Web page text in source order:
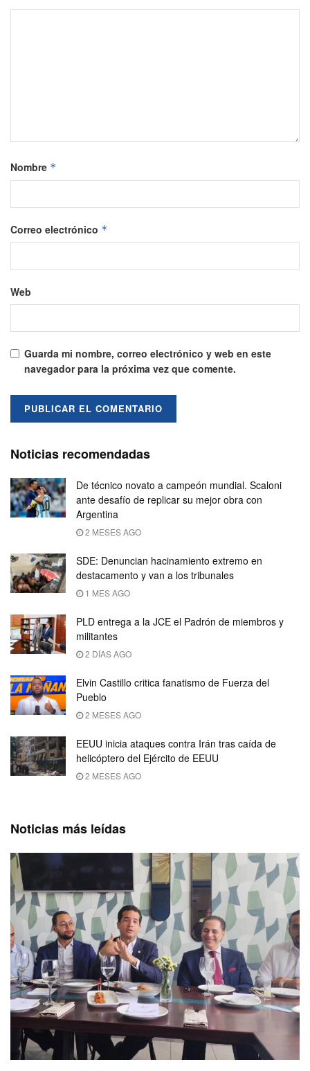
Nombre *
Correo electrónico *
Web
Guarda mi nombre, correo electrónico y web en este
navegador para la próxima vez que comente.
Noticias recomendadas
De técnico novato a campeón mundial. Scaloni
ante desafío de replicar su mejor obra con
Argentina
2 MESES AGO
SDE: Denuncian hacinamiento extremo en
destacamento y van a los tribunales
1 MES AGO
PLD entrega a la JCE el Padrón de miembros y
militantes
2 DÍAS AGO
Elvin Castillo critica fanatismo de Fuerza del
Pueblo
2 MESES AGO
EEUU inicia ataques contra Irán tras caída de
helicóptero del Ejército de EEUU
2 MESES AGO
Noticias más leídas